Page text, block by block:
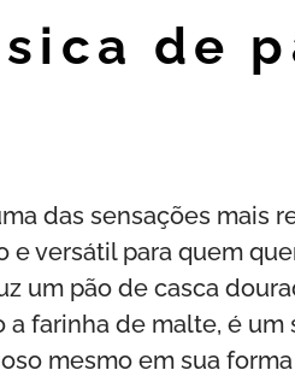
de
das sensações mais
versátil para quem
um pão de casca
farinha de malte, é
mesmo em sua